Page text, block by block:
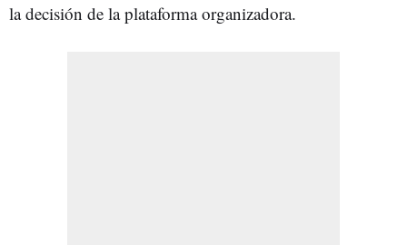
la decisión de la plataforma organizadora.